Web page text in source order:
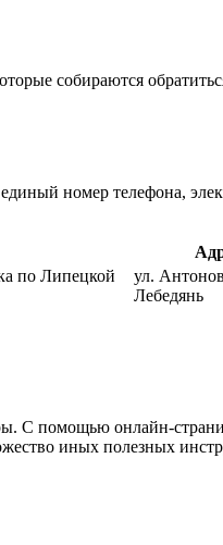
собираются
номер телефона,
по Липецкой
ул.
Лебедянь
С помощью онлайн-
иных полезных